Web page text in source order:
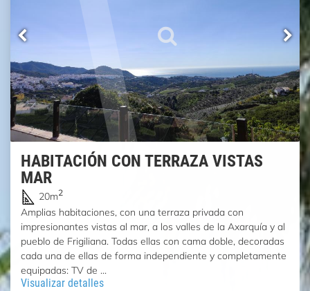
HABITACIÓN CON TERRAZA VISTAS
MAR
20m2
Amplias habitaciones, con una terraza privada con
impresionantes vistas al mar, a los valles de la Axarquía y al
pueblo de Frigiliana. Todas ellas con cama doble, decoradas
cada una de ellas de forma independiente y completamente
equipadas: TV de ...
Visualizar detalles